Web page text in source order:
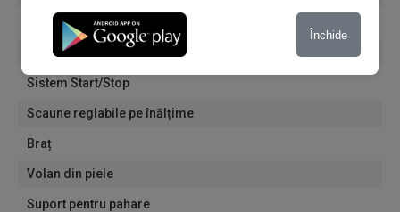
Multimedia
Sistem Start/Stop
Scaune reglabile pe înălțime
Braț
Volan din piele
Suport pentru pahare
Închide